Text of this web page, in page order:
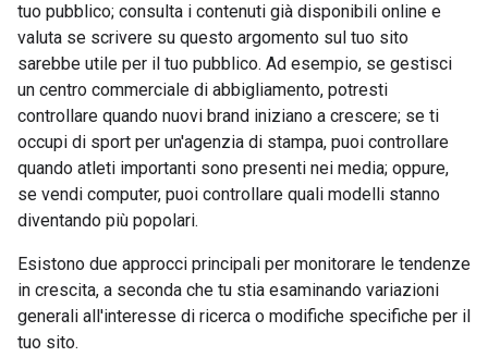
tuo pubblico; consulta i contenuti già disponibili online e
valuta se scrivere su questo argomento sul tuo sito
sarebbe utile per il tuo pubblico. Ad esempio, se gestisci
un centro commerciale di abbigliamento, potresti
controllare quando nuovi brand iniziano a crescere; se ti
occupi di sport per un'agenzia di stampa, puoi controllare
quando atleti importanti sono presenti nei media; oppure,
se vendi computer, puoi controllare quali modelli stanno
diventando più popolari.
Esistono due approcci principali per monitorare le tendenze
in crescita, a seconda che tu stia esaminando variazioni
generali all'interesse di ricerca o modifiche specifiche per il
tuo sito.